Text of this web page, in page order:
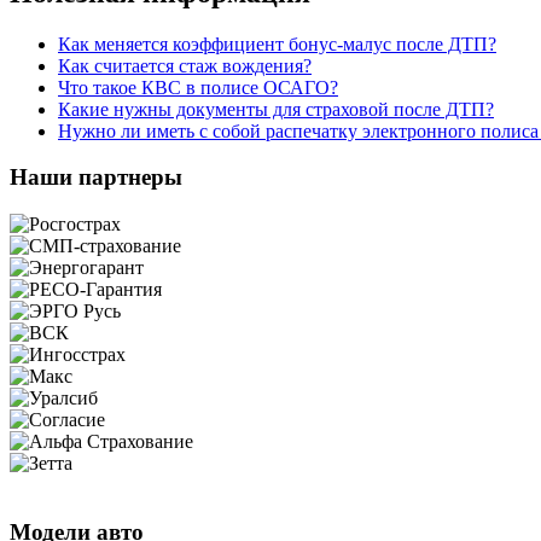
Как меняется коэффициент бонус-малус после ДТП?
Как считается стаж вождения?
Что такое КВС в полисе ОСАГО?
Какие нужны документы для страховой после ДТП?
Нужно ли иметь с собой распечатку электронного
Наши партнеры
Модели авто